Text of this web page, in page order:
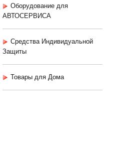
Оборудование для
АВТОСЕРВИСА
Средства Индивидуальной
Защиты
Товары для Дома